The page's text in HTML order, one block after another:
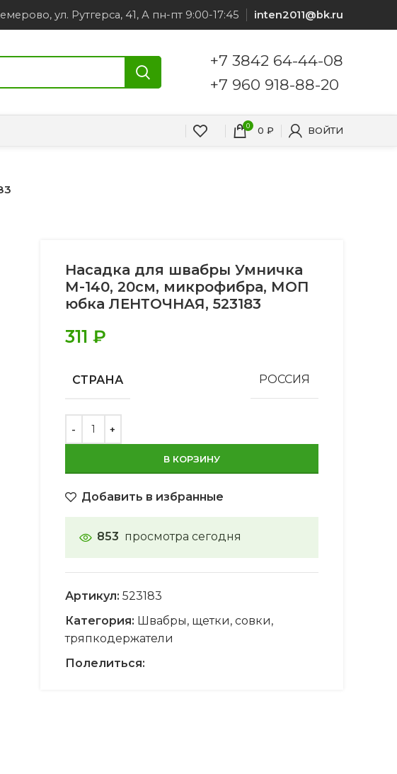
ул. Рутгерса, 41, А пн-пт 9:00-17:45 inten2011@bk.ru
+7 3842 64-44-08
+7 960 918-88-20
0 0 ₽ ВОЙТИ
Насадка для швабры Умничка
М-140, 20см, микрофибра, МОП
юбка ЛЕНТОЧНАЯ, 523183
311 ₽
СТРАНА РОССИЯ
В КОРЗИНУ
Добавить в избранные
853 просмотра сегодня
Артикул: 523183
Категория: Швабры, щетки, совки,
тряпкодержатели
Полелиться: